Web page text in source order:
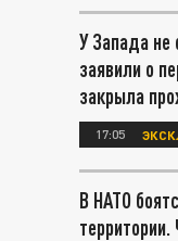
У Запада не
заявили о
закрыла
17:05
В НАТО